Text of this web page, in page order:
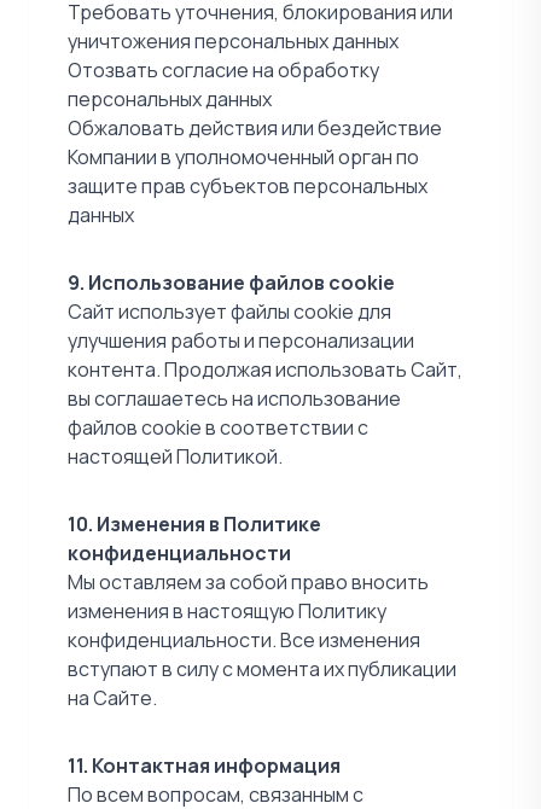
Требовать уточнения, блокирования или
уничтожения персональных данных
Отозвать согласие на обработку
персональных данных
Обжаловать действия или бездействие
Компании в уполномоченный орган по
защите прав субъектов персональных
данных
9. Использование файлов cookie
Сайт использует файлы cookie для
улучшения работы и персонализации
контента. Продолжая использовать Сайт,
вы соглашаетесь на использование
файлов cookie в соответствии с
настоящей Политикой.
10. Изменения в Политике
конфиденциальности
Мы оставляем за собой право вносить
изменения в настоящую Политику
конфиденциальности. Все изменения
вступают в силу с момента их публикации
на Сайте.
11. Контактная информация
По всем вопросам, связанным с